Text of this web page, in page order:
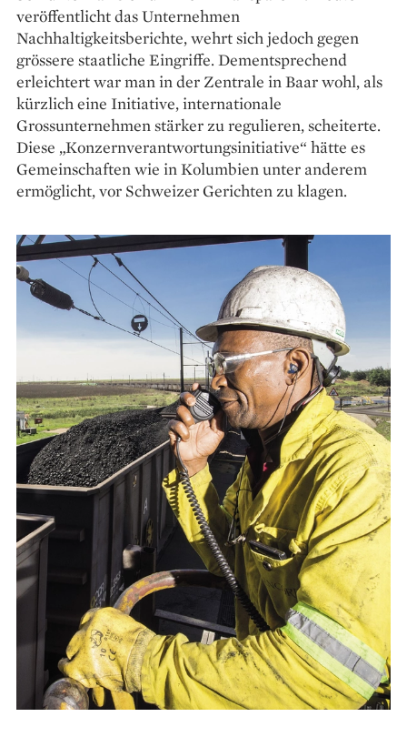
veröffentlicht das Unternehmen
Nachhaltigkeitsberichte, wehrt sich jedoch gegen
grössere staatliche Eingriffe. Dementsprechend
erleichtert war man in der Zentrale in Baar wohl, als
kürzlich eine Initiative, internationale
Grossunternehmen stärker zu regulieren, scheiterte.
Diese „Konzernverant­wortungsinitiative“ hätte es
Gemeinschaften wie in Kolumbien unter anderem
ermöglicht, vor Schweizer Gerichten zu klagen.